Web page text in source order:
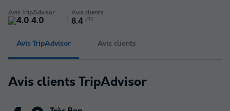
Avis TripAdvisor
4.0
Avis clients
8.4 /10
Avis TripAdvisor Avis clients
Avis clients TripAdvisor